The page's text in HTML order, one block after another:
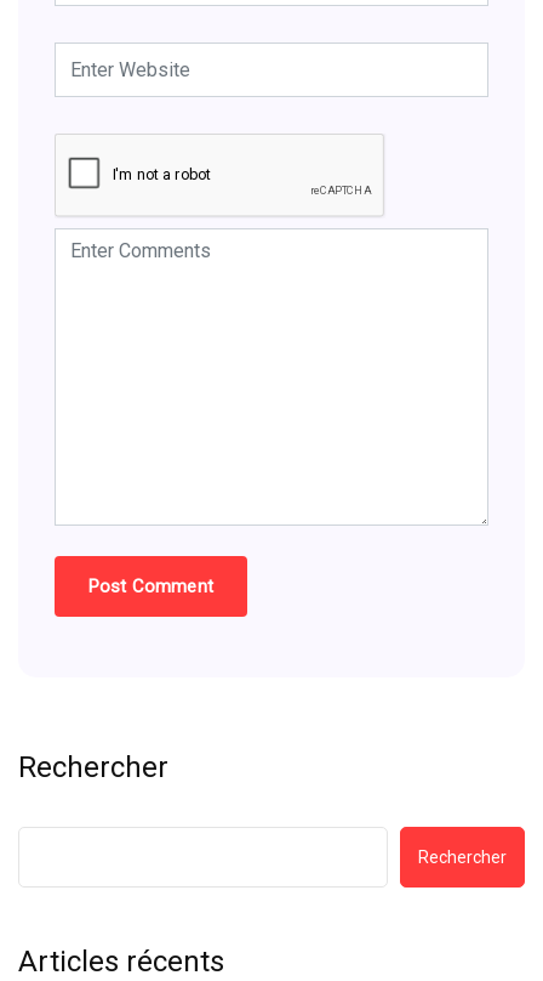
Rechercher
Rechercher
Articles récents